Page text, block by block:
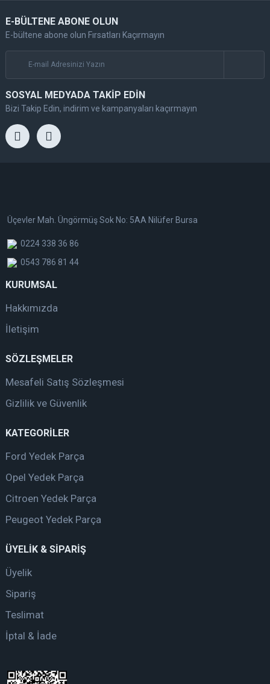
E-BÜLTENE ABONE OLUN
E-bültene abone olun Fırsatları Kaçırmayın
SOSYAL MEDYADA TAKİP EDİN
Bizi Takip Edin, indirim ve kampanyaları kaçırmayın
Üçevler Mah. Üngörmüş Sok No: 5AA Nilüfer Bursa
0224 338 36 86
0543 786 81 44
KURUMSAL
Hakkımızda
İletişim
SÖZLEŞMELER
Mesafeli Satış Sözleşmesi
Gizlilik ve Güvenlik
KATEGORİLER
Ford Yedek Parça
Opel Yedek Parça
Citroen Yedek Parça
Peugeot Yedek Parça
ÜYELİK & SİPARİŞ
Üyelik
Sipariş
Teslimat
İptal & İade